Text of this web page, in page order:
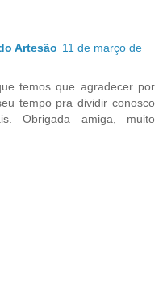
Artesão 11 de março de
temos que agradecer por
tempo pra dividir conosco
Obrigada amiga, muito